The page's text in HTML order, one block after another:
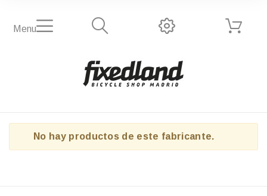
Menu
No hay productos de este fabricante.